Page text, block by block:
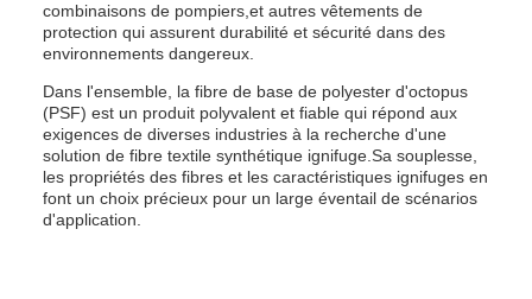
combinaisons de pompiers,et autres vêtements de
protection qui assurent durabilité et sécurité dans des
environnements dangereux.
Dans l'ensemble, la fibre de base de polyester d'octopus
(PSF) est un produit polyvalent et fiable qui répond aux
exigences de diverses industries à la recherche d'une
solution de fibre textile synthétique ignifuge.Sa souplesse,
les propriétés des fibres et les caractéristiques ignifuges en
font un choix précieux pour un large éventail de scénarios
d'application.